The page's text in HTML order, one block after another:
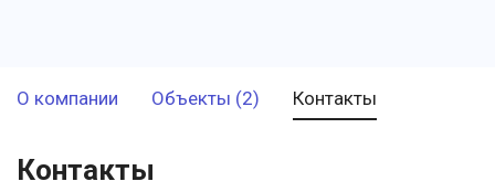
О компании Объекты (2) Контакты
Контакты